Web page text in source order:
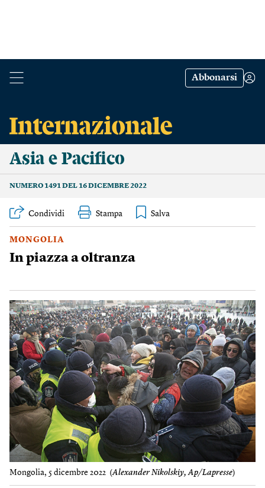
Abbonarsi
Asia e Pacifico
NUMERO 1491 DEL 16 DICEMBRE 2022
Condividi Stampa
MONGOLIA
In piazza a oltranza
Mongolia, 5 dicembre 2022 (Alexander Nikolskiy, Ap/Lapresse)